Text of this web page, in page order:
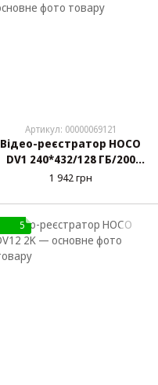
Артикул: 00000069121
Відео-реєстратор HOCO
DV1 240*432/128 ГБ/200
мАч/HD (1080x720)
1 942 грн
5